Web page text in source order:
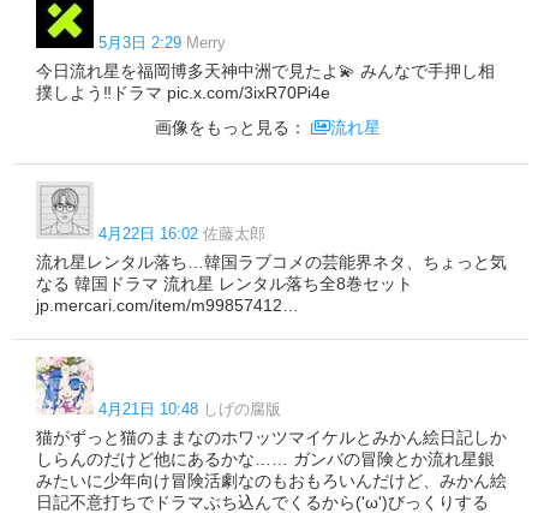
5月3日 2:29 Merry
今日流れ星を福岡博多天神中洲で見たよ💫 みんなで手押し相
撲しよう‼️ドラマ pic.x.com/3ixR70Pi4e
画像をもっと見る：
流れ星
4月22日 16:02 佐藤太郎
流れ星レンタル落ち…韓国ラブコメの芸能界ネタ、ちょっと気
なる 韓国ドラマ 流れ星 レンタル落ち全8巻セット
jp.mercari.com/item/m99857412…
4月21日 10:48 しげの腐版
猫がずっと猫のままなのホワッツマイケルとみかん絵日記しか
しらんのだけど他にあるかな…… ガンバの冒険とか流れ星銀
みたいに少年向け冒険活劇なのもおもろいんだけど、みかん絵
日記不意打ちでドラマぶち込んでくるから('ω')びっくりする